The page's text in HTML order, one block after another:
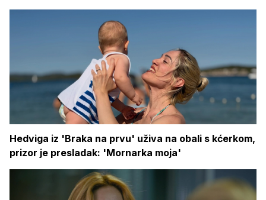
Hedviga iz 'Braka na prvu' uživa na obali s kćerkom,
prizor je presladak: 'Mornarka moja'